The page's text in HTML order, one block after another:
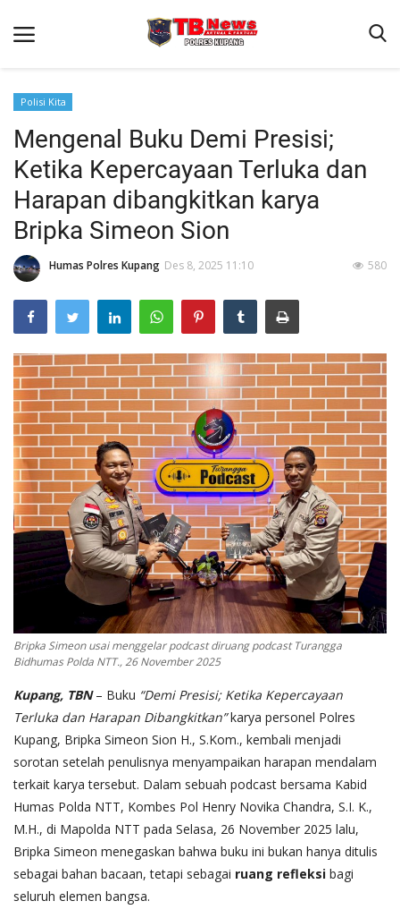
Beranda
Terms & Conditions
Reskrim
Binkam
Giat Ops
Lantas
Jurnal Kamtibmas
Satwil
Polisi Kita
Mengenal Buku Demi Presisi;
Ketika Kepercayaan Terluka dan
Harapan dibangkitkan karya
Bripka Simeon Sion
Humas Polres Kupang Des 8, 2025 11:10 580
Bripka Simeon usai menggelar podcast diruang podcast Turangga
Bidhumas Polda NTT., 26 November 2025
Kupang, TBN– Buku “Demi Presisi; Ketika Kepercayaan
Terluka dan Harapan Dibangkitkan”karya personel Polres
Kupang, Bripka Simeon Sion H., S.Kom., kembali menjadi
sorotan setelah penulisnya menyampaikan harapan mendalam
terkait karya tersebut. Dalam sebuah podcast bersama Kabid
Humas Polda NTT, Kombes Pol Henry Novika Chandra, S.I. K.,
M.H., di Mapolda NTT pada Selasa, 26 November 2025 lalu,
Bripka Simeon menegaskan bahwa buku ini bukan hanya ditulis
sebagai bahan bacaan, tetapi sebagai ruang refleksi bagi
seluruh elemen bangsa.